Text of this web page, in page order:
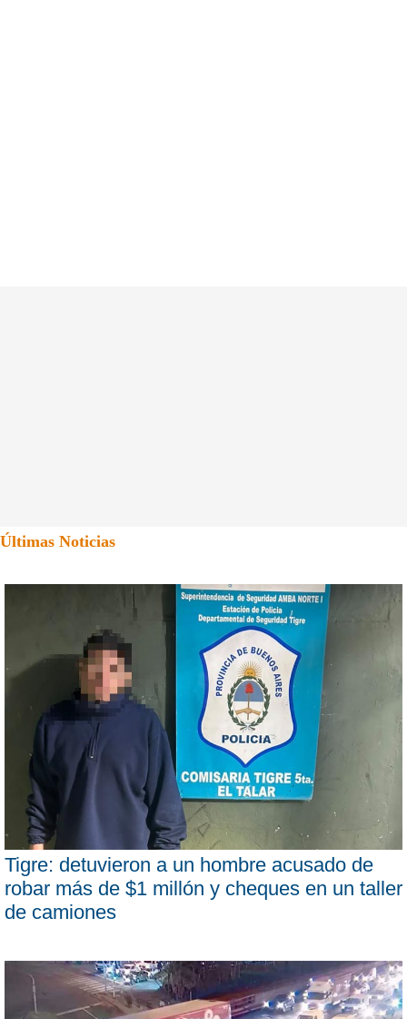
Últimas Noticias
Tigre: detuvieron a un hombre acusado de
robar más de $1 millón y cheques en un taller
de camiones